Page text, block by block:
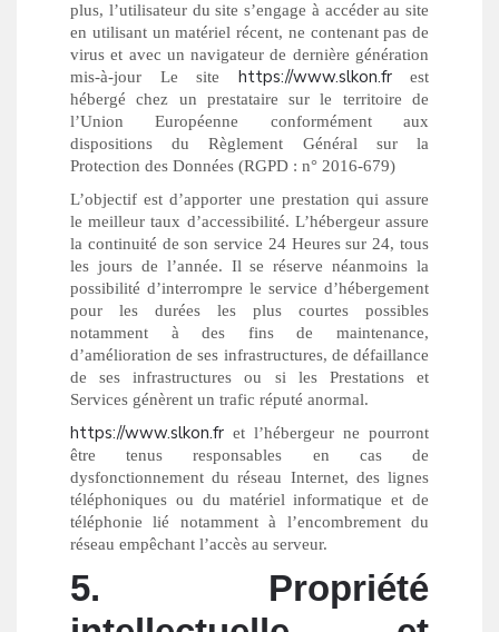
plus, l’utilisateur du site s’engage à accéder au site
en utilisant un matériel récent, ne contenant pas de
virus et avec un navigateur de dernière génération
mis-à-jour Le site https://www.slkon.frest
hébergé chez un prestataire sur le territoire de
l’Union Européenne conformément aux
dispositions du Règlement Général sur la
Protection des Données (RGPD : n° 2016-679)
L’objectif est d’apporter une prestation qui assure
le meilleur taux d’accessibilité. L’hébergeur assure
la continuité de son service 24 Heures sur 24, tous
les jours de l’année. Il se réserve néanmoins la
possibilité d’interrompre le service d’hébergement
pour les durées les plus courtes possibles
notamment à des fins de maintenance,
d’amélioration de ses infrastructures, de défaillance
de ses infrastructures ou si les Prestations et
Services génèrent un trafic réputé anormal.
https://www.slkon.fr et l’hébergeur ne pourront
être tenus responsables en cas de
dysfonctionnement du réseau Internet, des lignes
téléphoniques ou du matériel informatique et de
téléphonie lié notamment à l’encombrement du
réseau empêchant l’accès au serveur.
5. Propriété